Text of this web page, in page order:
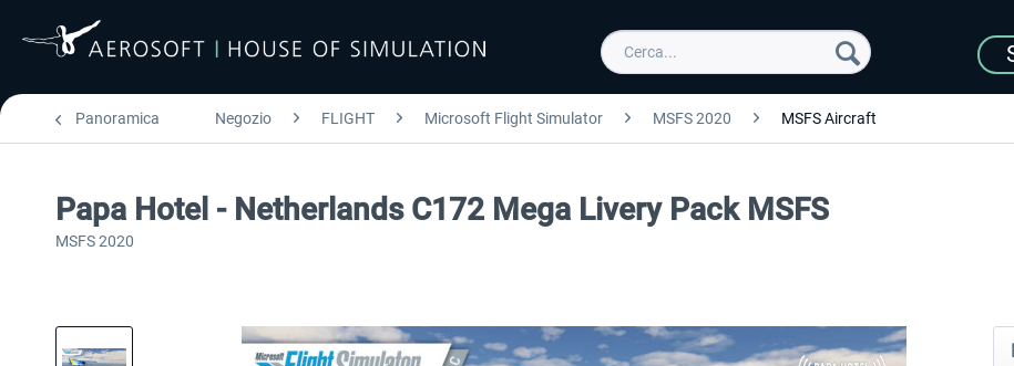
Panoramica Negozio FLIGHT Microsoft Flight Simulator MSFS 2020 MSFS Aircraft
Papa Hotel - Netherlands C172 Mega Livery Pack MSFS
MSFS 2020